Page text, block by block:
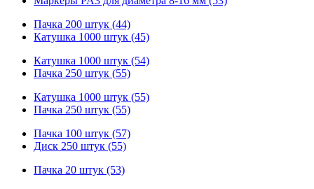
Пачка 200 штук (44)
Катушка 1000 штук (45)
Катушка 1000 штук (54)
Пачка 250 штук (55)
Катушка 1000 штук (55)
Пачка 250 штук (55)
Пачка 100 штук (57)
Диск 250 штук (55)
Пачка 20 штук (53)